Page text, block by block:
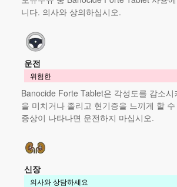
니다. 의사와 상의하십시오.
운전
위험한
Banocide Forte Tablet은 각성도를 감소
을 미치거나 졸리고 현기증을 느끼게 할
증상이 나타나면 운전하지 마십시오.
신장
의사와 상담하세요